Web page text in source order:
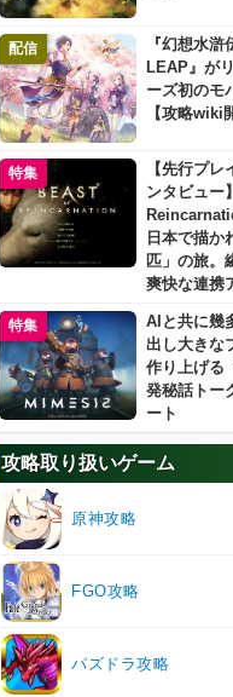
配信
『幻想水滸
LEAP』が
ーズ初のモ
【攻略wiki
特集
【先行プ
ンタビュー
日本で描か
匹」の旅。
爽快な連携
特集
AIと共に幾
出し大きな
作り上げる
発秘話トー
ート
攻略取り扱いゲーム
原神攻略
FGO攻略
パズドラ攻略